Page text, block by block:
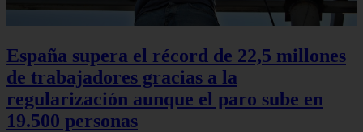
España supera el récord de 22,5 millones
de trabajadores gracias a la
regularización aunque el paro sube en
19.500 personas